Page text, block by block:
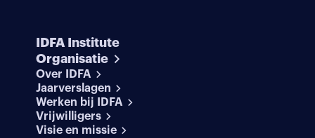
IDFA Institute
Organisatie
Over IDFA
Jaarverslagen
Werken bij IDFA
Vrijwilligers
Visie en missie